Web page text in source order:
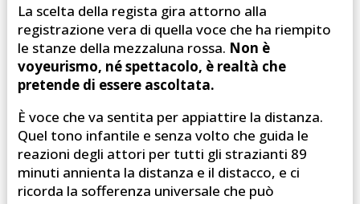
La scelta della regista gira attorno alla
registrazione vera di quella voce che ha riempito
le stanze della mezzaluna rossa. Non è
voyeurismo, né spettacolo, è realtà che
pretende di essere ascoltata.
È voce che va sentita per appiattire la distanza.
Quel tono infantile e senza volto che guida le
reazioni degli attori per tutti gli strazianti 89
minuti annienta la distanza e il distacco, e ci
ricorda la sofferenza universale che può